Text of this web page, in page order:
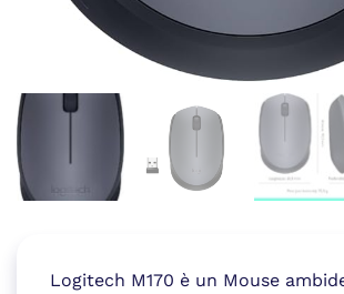
Logitech M170 è un Mouse